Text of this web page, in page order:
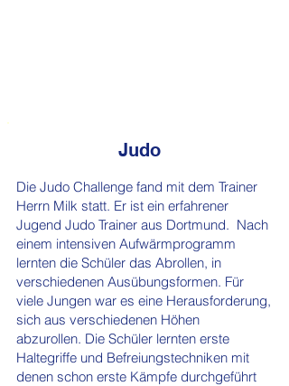
Judo
Die Judo Challenge fand mit dem Trainer
Herrn Milk statt. Er ist ein erfahrener
Jugend Judo Trainer aus Dortmund. Nach
einem intensiven Aufwärmprogramm
lernten die Schüler das Abrollen, in
verschiedenen Ausübungsformen. Für
viele Jungen war es eine Herausforderung,
sich aus verschiedenen Höhen
abzurollen. Die Schüler lernten erste
Haltegriffe und Befreiungstechniken mit
denen schon erste Kämpfe durchgeführt